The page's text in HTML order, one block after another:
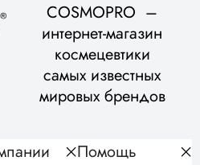
COSMOPRO –
интернет-магазин
космецевтики
самых известных
мировых брендов
Помощь